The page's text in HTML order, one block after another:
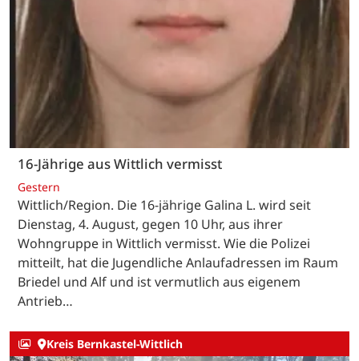
16-Jährige aus Wittlich vermisst
Gestern
Wittlich/Region. Die 16-jährige Galina L. wird seit
Dienstag, 4. August, gegen 10 Uhr, aus ihrer
Wohngruppe in Wittlich vermisst. Wie die Polizei
mitteilt, hat die Jugendliche Anlaufadressen im Raum
Briedel und Alf und ist vermutlich aus eigenem
Antrieb…
Kreis Bernkastel-Wittlich